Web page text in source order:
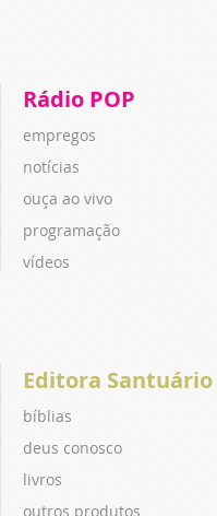
Rádio POP
empregos
notícias
ouça ao vivo
programação
vídeos
Editora Santuário
bíblias
deus conosco
livros
outros produtos